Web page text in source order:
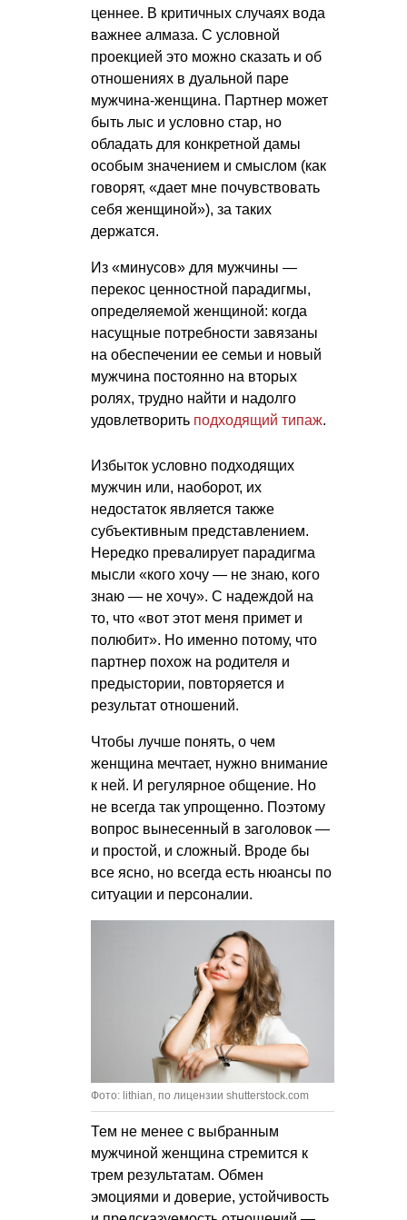
ценнее. В критичных случаях вода
важнее алмаза. С условной
проекцией это можно сказать и об
отношениях в дуальной паре
мужчина-женщина. Партнер может
быть лыс и условно стар, но
обладать для конкретной дамы
особым значением и смыслом (как
говорят, «дает мне почувствовать
себя женщиной»), за таких
держатся.
Из «минусов» для мужчины —
перекос ценностной парадигмы,
определяемой женщиной: когда
насущные потребности завязаны
на обеспечении ее семьи и новый
мужчина постоянно на вторых
ролях, трудно найти и надолго
удовлетворить подходящий типаж.
Избыток условно подходящих
мужчин или, наоборот, их
недостаток является также
субъективным представлением.
Нередко превалирует парадигма
мысли «кого хочу — не знаю, кого
знаю — не хочу». С надеждой на
то, что «вот этот меня примет и
полюбит». Но именно потому, что
партнер похож на родителя и
предыстории, повторяется и
результат отношений.
Чтобы лучше понять, о чем
женщина мечтает, нужно внимание
к ней. И регулярное общение. Но
не всегда так упрощенно. Поэтому
вопрос вынесенный в заголовок —
и простой, и сложный. Вроде бы
все ясно, но всегда есть нюансы по
ситуации и персоналии.
Фото: lithian, по лицензии shutterstock.com
Тем не менее с выбранным
мужчиной женщина стремится к
трем результатам. Обмен
эмоциями и доверие, устойчивость